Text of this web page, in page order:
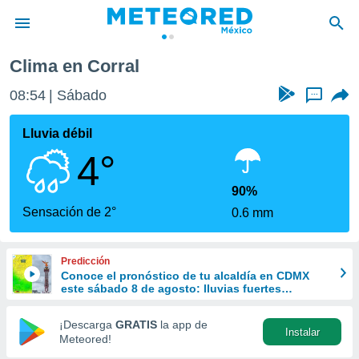
de
ha sido
para
que se
calidad.
a este
las
y
forma
digital
basada
Clima en Corral
08:54 Sábado ...
Lluvia débil
4°
Sensación de 2°
90%
0.6 mm
Predicción
Conoce el pronóstico de tu alcaldía en CDMX
este sábado 8 de agosto: lluvias fuertes
¡Descarga GRATIS la app de
Meteored!
Instalar